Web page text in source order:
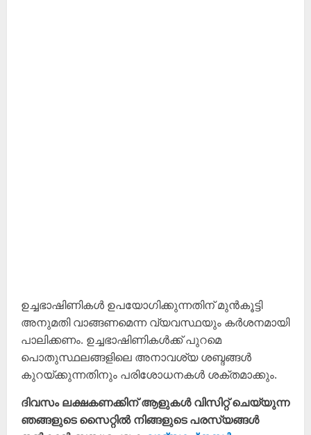
ഉച്ചഭാഷിണികൾ ഉപയോഗിക്കുന്നതിന് മുൻകൂട്ടി
അനുമതി വാങ്ങണമെന്ന വ്യവസ്ഥയും കർശനമായി
പാലിക്കണം. ഉച്ചഭാഷിണികൾക്ക് പുറമെ
പൊതുസ്ഥലങ്ങളിലെ അനാവശ്യ ശബ്ദങ്ങൾ
കുറയ്ക്കുന്നതിനും പരിശോധനകൾ ശക്തമാക്കും.
ദിവസം ലക്ഷകണക്കിന് ആളുകൾ വിസിറ്റ് ചെയ്യുന്ന
ഞങ്ങളുടെ സൈറ്റിൽ നിങ്ങളുടെ പരസ്യങ്ങൾ